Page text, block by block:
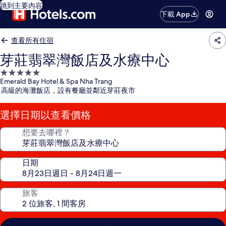
跳到主要內容
下載 App
查看所有住宿
芽莊翡翠灣飯店及水療中心
5.0
星
級
住
宿
Emerald Bay Hotel & Spa Nha Trang
高級的海灘飯店，設有餐廳並鄰近芽莊夜市
選擇日期以查看價格
想要去哪裡？
日期
旅客